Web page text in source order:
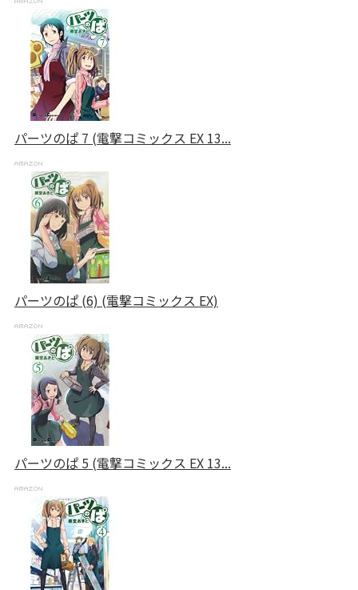
パーツのぱ 7 (電撃コミックス EX 13...
パーツのぱ (6) (電撃コミックス EX)
パーツのぱ 5 (電撃コミックス EX 13...